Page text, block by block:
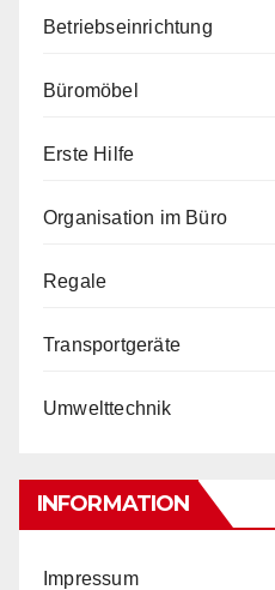
Betriebseinrichtung
Büromöbel
Erste Hilfe
Organisation im Büro
Regale
Transportgeräte
Umwelttechnik
INFORMATION
Impressum